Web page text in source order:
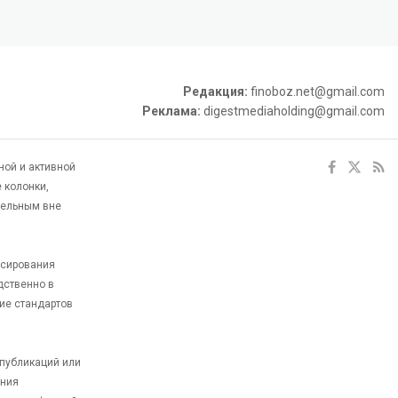
Редакция: finoboz.net@gmail.com
Реклама: digestmediaholding@gmail.com
и активной
колонки,
вне
в
стандартов
или